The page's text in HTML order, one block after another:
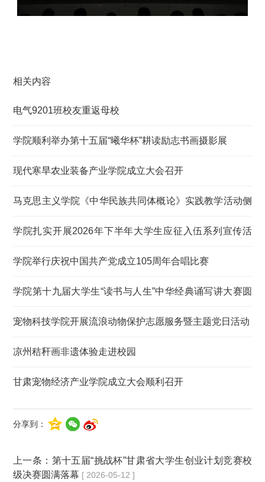
相关内容
电气9201班校友重返母校
学院顺利举办第十五届“曦华杯”耕读励志书画摄影展
现代寒旱农业装备产业学院成立大会召开
马克思主义学院《中华民族共同体概论》实践教学活动侧
记
学院扎实开展2026年下半年大学生应征入伍系列宣传活
动
学院举行庆祝中国共产党成立105周年合唱比赛
学院第十九届大学生“读书与人生”中华经典诵写讲大赛圆
满落幕
宠物科技学院开展流浪动物保护志愿服务暨主题党日活动
凉州秸秆画非遗体验走进校园
甘肃宠物经济产业学院成立大会顺利召开
分享到：
上一条： 第十五届“挑战杯”甘肃省大学生创业计划竞赛校
级决赛圆满落幕 [ 2026-05-12 ]